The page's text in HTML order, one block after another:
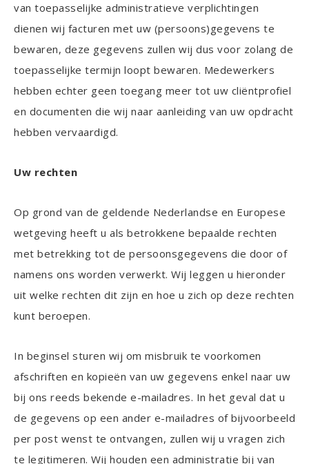
van toepasselijke administratieve verplichtingen
dienen wij facturen met uw (persoons)gegevens te
bewaren, deze gegevens zullen wij dus voor zolang de
toepasselijke termijn loopt bewaren. Medewerkers
hebben echter geen toegang meer tot uw cliëntprofiel
en documenten die wij naar aanleiding van uw opdracht
hebben vervaardigd.
Uw rechten
Op grond van de geldende Nederlandse en Europese
wetgeving heeft u als betrokkene bepaalde rechten
met betrekking tot de persoonsgegevens die door of
namens ons worden verwerkt. Wij leggen u hieronder
uit welke rechten dit zijn en hoe u zich op deze rechten
kunt beroepen.
In beginsel sturen wij om misbruik te voorkomen
afschriften en kopieën van uw gegevens enkel naar uw
bij ons reeds bekende e-mailadres. In het geval dat u
de gegevens op een ander e-mailadres of bijvoorbeeld
per post wenst te ontvangen, zullen wij u vragen zich
te legitimeren. Wij houden een administratie bij van